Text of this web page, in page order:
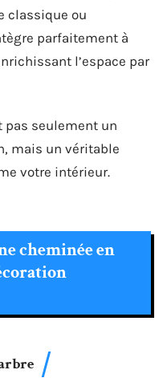
classique ou
parfaitement à
l’espace par
pas seulement un
mais un véritable
votre intérieur.
cheminée en